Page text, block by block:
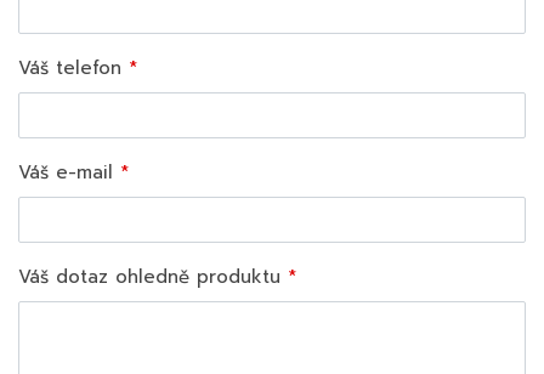
Váš telefon
Váš e-mail
Váš dotaz ohledně produktu